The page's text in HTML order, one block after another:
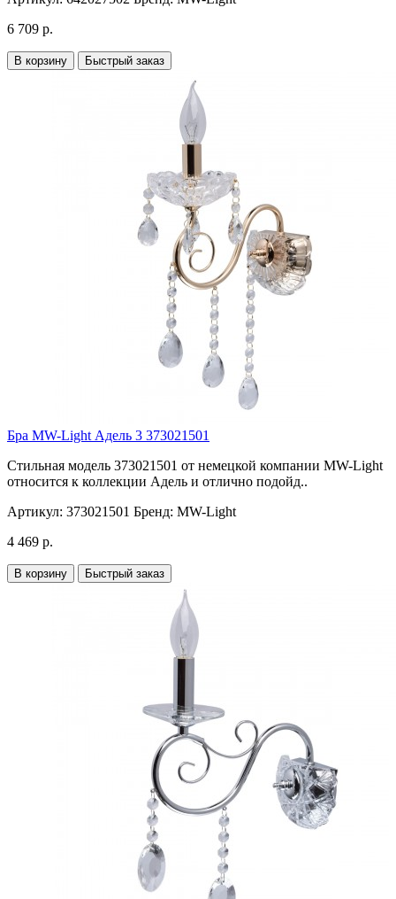
6 709 р.
В корзину Быстрый заказ
Бра MW-Light Адель 3 373021501
Стильная модель 373021501 от немецкой компании MW-Light
относится к коллекции Адель и отлично подойд..
Артикул: 373021501 Бренд: MW-Light
4 469 р.
В корзину Быстрый заказ